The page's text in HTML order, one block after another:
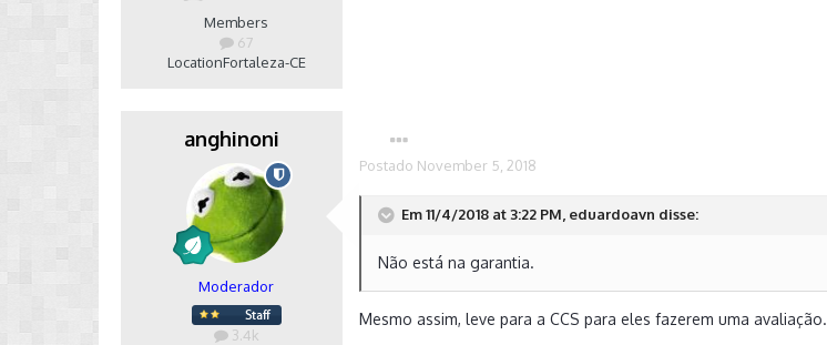
Members
67
LocationFortaleza-CE
anghinoni
Moderador
3.4k
Postado November 5, 2018
Em 11/4/2018 at 3:22 PM, eduardoavn disse:
Não está na garantia.
Mesmo assim, leve para a CCS para eles fazerem uma avaliação.